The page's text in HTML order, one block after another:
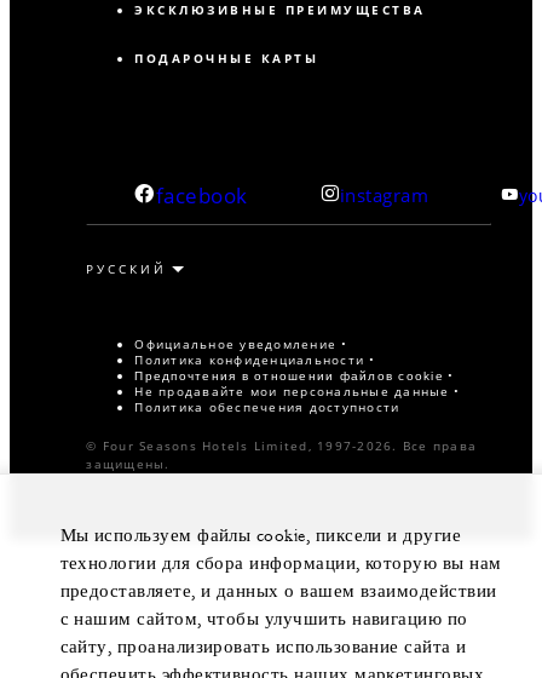
ЭКСКЛЮЗИВНЫЕ ПРЕИМУЩЕСТВА
ПОДАРОЧНЫЕ КАРТЫ
facebook instagram
Официальное уведомление
Политика конфиденциальности
Предпочтения в отношении файлов cookie
Не продавайте мои персональные данные
Политика обеспечения доступности
© Four Seasons Hotels Limited, 1997-2026. Все права
защищены.
Мы используем файлы cookie, пиксели и другие
технологии для сбора информации, которую вы нам
предоставляете, и данных о вашем взаимодействии
с нашим сайтом, чтобы улучшить навигацию по
сайту, проанализировать использование сайта и